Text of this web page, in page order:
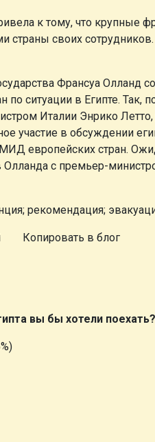
к тому, что крупные
страны своих
Франсуа
по ситуации в Египте.
Италии Энрико
участие в обсуждении
европейских стран.
Олланда с премьер-
рекомендация;
Копировать в блог
вы бы хотели поехать?